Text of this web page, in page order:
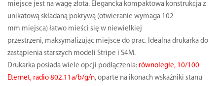
miejsce jest na wagę złota. Elegancka kompaktowa konstrukcja z
unikatową składaną pokrywą (otwieranie wymaga 102
mm miejsca) łatwo mieści się w niewielkiej
przestrzeni, maksymalizując miejsce do prac. Idealna drukarka do
zastąpienia starszych modeli Stripe i S4M.
Drukarka posiada wiele opcji podłączenia: równoległe, 10/100
Eternet, radio 802.11a/b/g/n, oparte na ikonach wskaźniki stanu